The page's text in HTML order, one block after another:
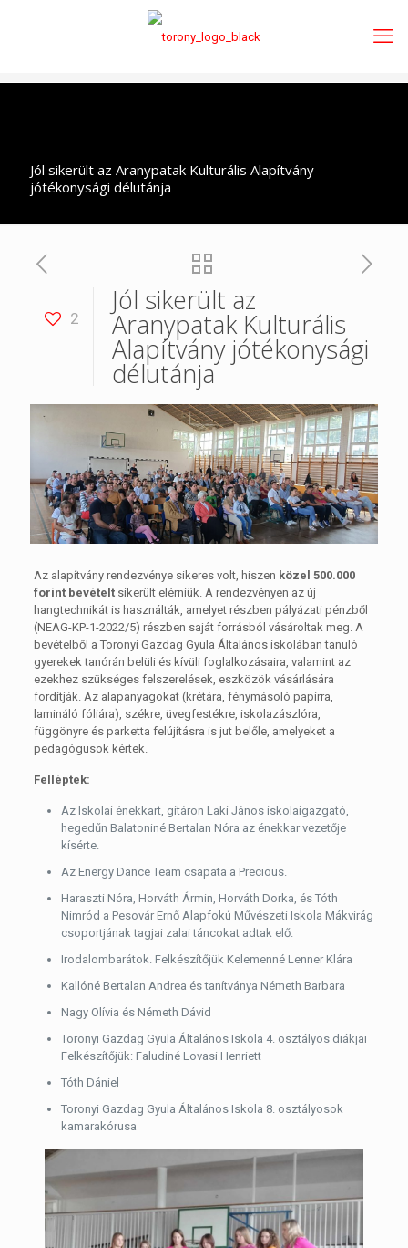
Jól sikerült az Aranypatak Kulturális Alapítvány
jótékonysági délutánja
2
Jól sikerült az
Aranypatak Kulturális
Alapítvány jótékonysági
délutánja
Az alapítvány rendezvénye sikeres volt, hiszen közel 500.000
forint bevételtsikerült elérniük. A rendezvényen az új
hangtechnikát is használták, amelyet részben pályázati pénzből
(NEAG-KP-1-2022/5) részben saját forrásból vásároltak meg. A
bevételből a Toronyi Gazdag Gyula Általános iskolában tanuló
gyerekek tanórán belüli és kívüli foglalkozásaira, valamint az
ezekhez szükséges felszerelések, eszközök vásárlására
fordítják. Az alapanyagokat (krétára, fénymásoló papírra,
lamináló fóliára), székre, üvegfestékre, iskolazászlóra,
függönyre és parketta felújításra is jut belőle, amelyeket a
pedagógusok kértek.
Felléptek:
Az Iskolai énekkart, gitáron Laki János iskolaigazgató,
hegedűn Balatoniné Bertalan Nóra az énekkar vezetője
kísérte.
Az Energy Dance Team csapata a Precious.
Haraszti Nóra, Horváth Ármin, Horváth Dorka, és Tóth
Nimród a Pesovár Ernő Alapfokú Művészeti Iskola Mákvirág
csoportjának tagjai zalai táncokat adtak elő.
Irodalombarátok. Felkészítőjük Kelemenné Lenner Klára
Kallóné Bertalan Andrea és tanítványa Németh Barbara
Nagy Olívia és Németh Dávid
Toronyi Gazdag Gyula Általános Iskola 4. osztályos diákjai
Felkészítőjük: Faludiné Lovasi Henriett
Tóth Dániel
Toronyi Gazdag Gyula Általános Iskola 8. osztályosok
kamarakórusa